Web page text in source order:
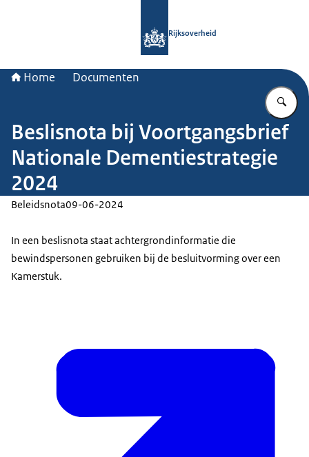
Rijksoverheid
Home Documenten
Beslisnota bij Voortgangsbrief
Nationale Dementiestrategie
2024
Beleidsnota09-06-2024
In een beslisnota staat achtergrondinformatie die
bewindspersonen gebruiken bij de besluitvorming over een
Kamerstuk.